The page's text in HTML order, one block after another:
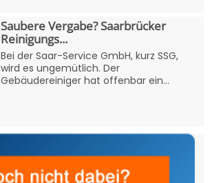
Saubere Vergabe? Saarbrücker
Reinigungs...
Bei der Saar-Service GmbH, kurz SSG,
wird es ungemütlich. Der
Gebäudereiniger hat offenbar ein...